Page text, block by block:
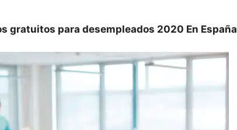
gratuitos para desempleados 2020 En España